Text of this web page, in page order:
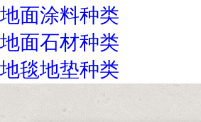
地面涂料种类
地面石材种类
地毯地垫种类